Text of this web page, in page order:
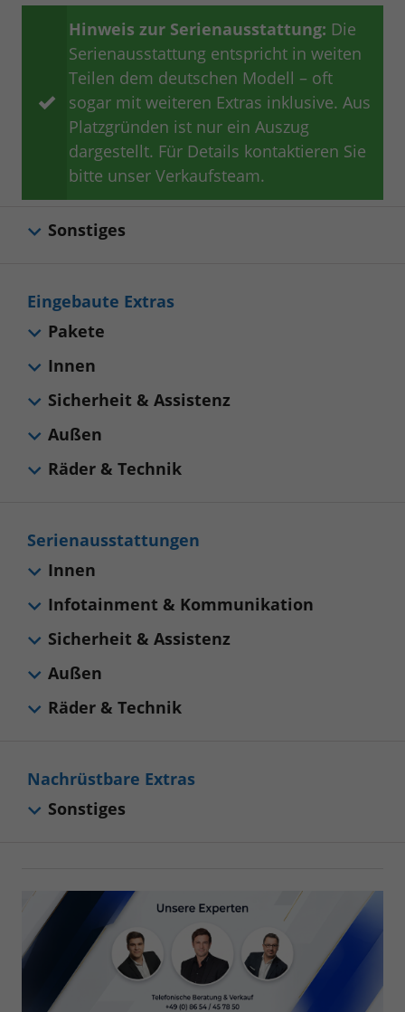
Hinweis zur Serienausstattung: Die
Serienausstattung entspricht in weiten
Teilen dem deutschen Modell – oft
sogar mit weiteren Extras inklusive. Aus
Platzgründen ist nur ein Auszug
dargestellt. Für Details kontaktieren Sie
bitte unser Verkaufsteam.
Sonstiges
Serienausstattungen
Innen
Infotainment & Kommunikation
Sicherheit & Assistenz
Außen
Räder & Technik
Eingebaute Extras
Pakete
Innen
Sicherheit & Assistenz
Außen
Räder & Technik
Nachrüstbare Extras
Sonstiges